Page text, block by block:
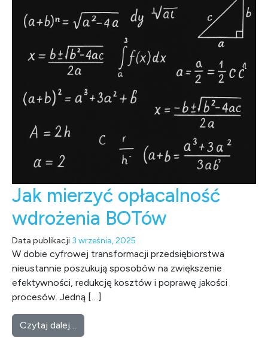
Jak mierzyć opłacalność
wdrożenia BOTów
Data publikacji 3 września, 2025
W dobie cyfrowej transformacji przedsiębiorstwa
nieustannie poszukują sposobów na zwiększenie
efektywności, redukcję kosztów i poprawę jakości
procesów. Jedną […]
Czytaj dalej…